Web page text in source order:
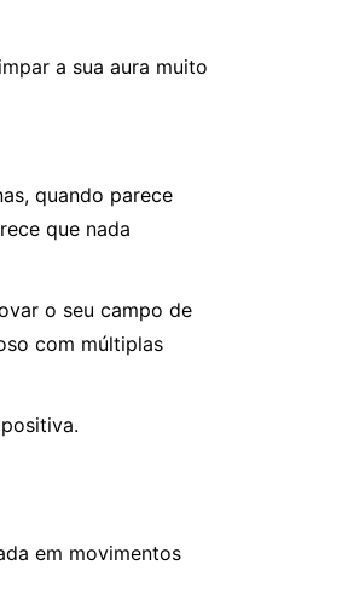
a sua aura muito
quando parece
que nada
o seu campo de
com múltiplas
em movimentos